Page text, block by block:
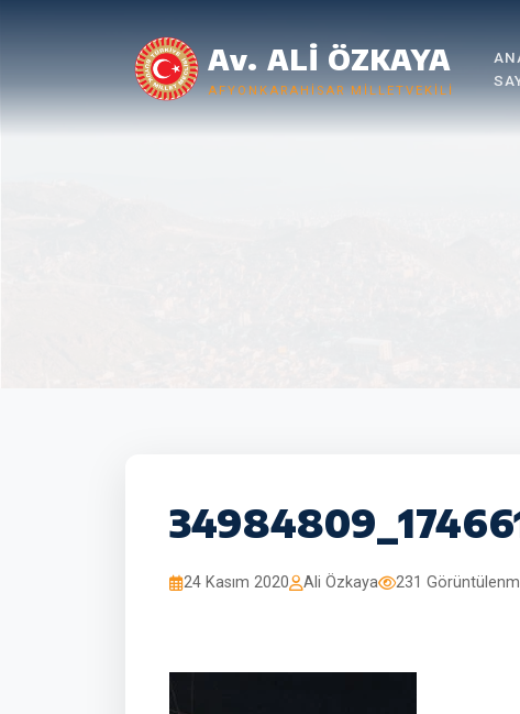
Av. ALİ ÖZKAYA
AFYONKARAHISAR MILLETVEKILI
24 Kasım 2020 Ali Özkaya 231